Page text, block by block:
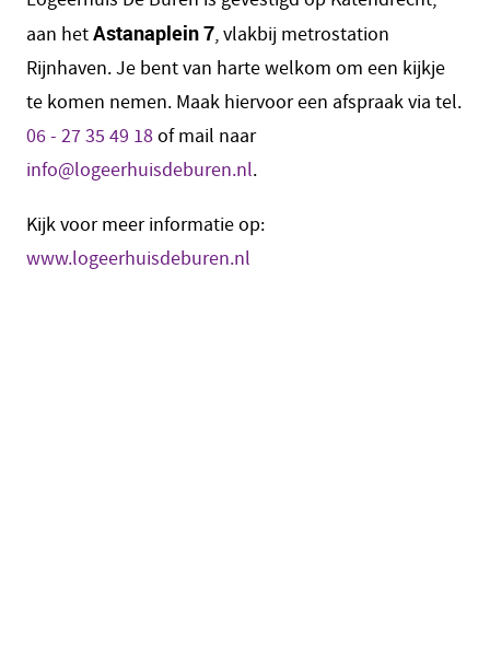
aan hetAstanaplein 7, vlakbij metrostation
Rijnhaven. Je bent van harte welkom om een kijkje
te komen nemen. Maak hiervoor een afspraak via tel.
06 - 27 35 49 18of mail naar
info@logeerhuisdeburen.nl.
Kijk voor meer informatie op:
www.logeerhuisdeburen.nl